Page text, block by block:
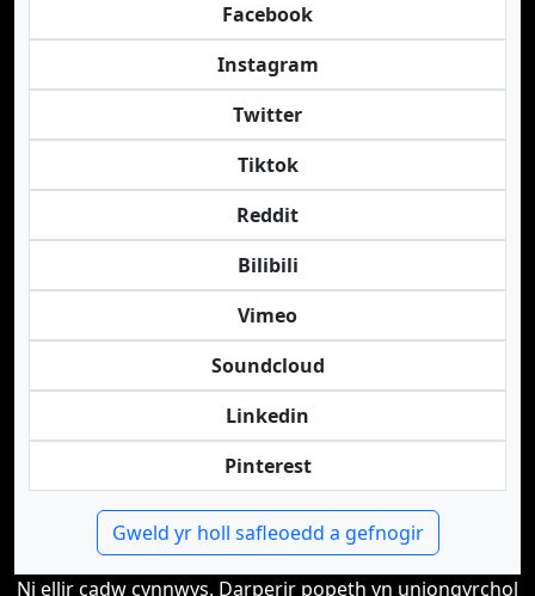
Facebook
Instagram
Twitter
Tiktok
Reddit
Bilibili
Vimeo
Soundcloud
Linkedin
Pinterest
Gweld yr holl safleoedd a gefnogir
Ni ellir cadw cynnwys. Darperir popeth yn uniongyrchol